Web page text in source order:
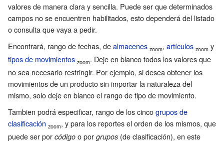
valores de manera clara y sencilla. Puede ser que determinados
campos no se encuentren habilitados, esto dependerá del listado
o consulta que vaya a pedir.
Encontrará, rango de fechas, dealmacenes zoom, artículos zoom y
tipos de movimientos zoom. Deje en blanco todos los valores que
no sea necesario restringir. Por ejemplo, si desea obtener los
movimientos de un producto sin importar la naturaleza del
mismo, solo deje en blanco el rango de tipo de movimiento.
Tambien podrá especificar, rango de los cincogrupos de
clasificación zoom, y para los reportes el orden de los mismos, que
puede ser por código o por grupos (de clasificación), en este